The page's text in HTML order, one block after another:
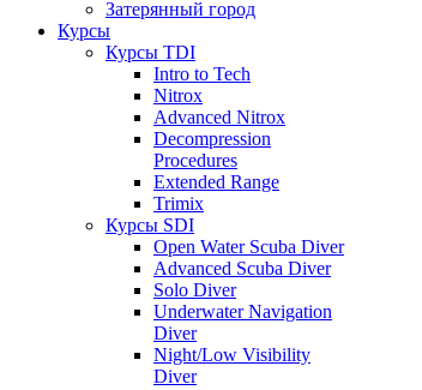
Затерянный город
Курсы
Курсы TDI
Intro to Tech
Nitrox
Advanced Nitrox
Decompression
Procedures
Extended Range
Trimix
Курсы SDI
Open Water Scuba Diver
Advanced Scuba Diver
Solo Diver
Underwater Navigation
Diver
Night/Low Visibility
Diver